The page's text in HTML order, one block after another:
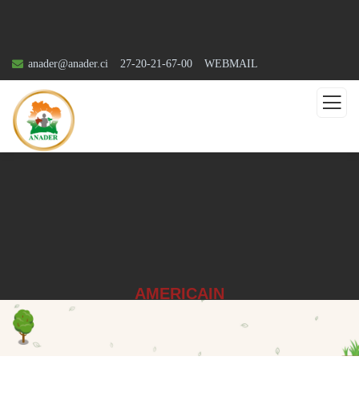
anader@anader.ci 27-20-21-67-00 WEBMAIL
AMERICAIN